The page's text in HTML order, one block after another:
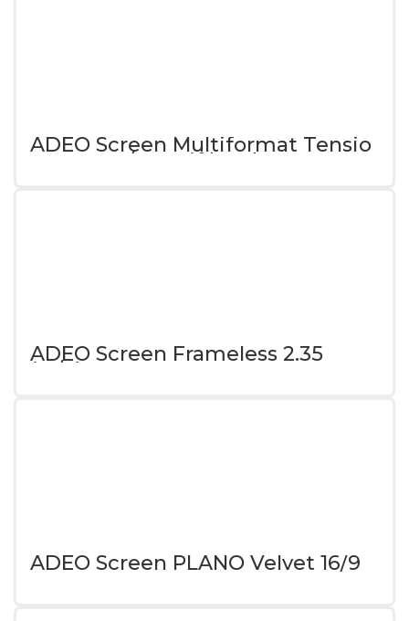
ADEO Screen Multiformat Tensio
Format16/9 Natif bordure 70mm
ADEO Screen Frameless 2.35
(21/9)
ADEO Screen PLANO Velvet 16/9